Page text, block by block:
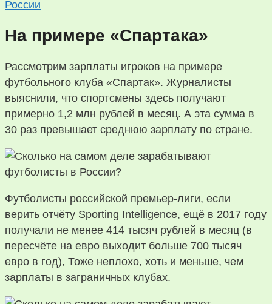
России
На примере «Спартака»
Рассмотрим зарплаты игроков на примере
футбольного клуба «Спартак». Журналисты
выяснили, что спортсмены здесь получают
примерно 1,2 млн рублей в месяц. А эта сумма в
30 раз превышает среднюю зарплату по стране.
Футболисты российской премьер-лиги, если
верить отчёту Sporting Intelligence, ещё в 2017 году
получали не менее 414 тысяч рублей в месяц (в
пересчёте на евро выходит больше 700 тысяч
евро в год), Тоже неплохо, хоть и меньше, чем
зарплаты в заграничных клубах.